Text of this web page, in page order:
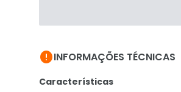
INFORMAÇÕES TÉCNICAS
Características